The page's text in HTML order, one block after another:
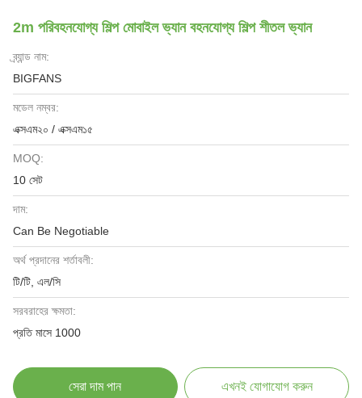
2m পরিবহনযোগ্য শিল্প মোবাইল ভ্যান বহনযোগ্য শিল্প শীতল ভ্যান
ব্র্যান্ড নাম:
BIGFANS
মডেল নম্বর:
এক্সএম২০ / এক্সএম১৫
MOQ:
10 সেট
দাম:
Can Be Negotiable
অর্থ প্রদানের শর্তাবলী:
টি/টি, এল/সি
সরবরাহের ক্ষমতা:
প্রতি মাসে 1000
সেরা দাম পান এখনই যোগাযোগ করুন